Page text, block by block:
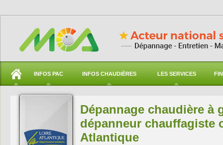
INFOS PAC INFOS CHAUDIÈRES LES SERVICES
Dépannage chaudière à
dépanneur chauffagiste
Atlantique